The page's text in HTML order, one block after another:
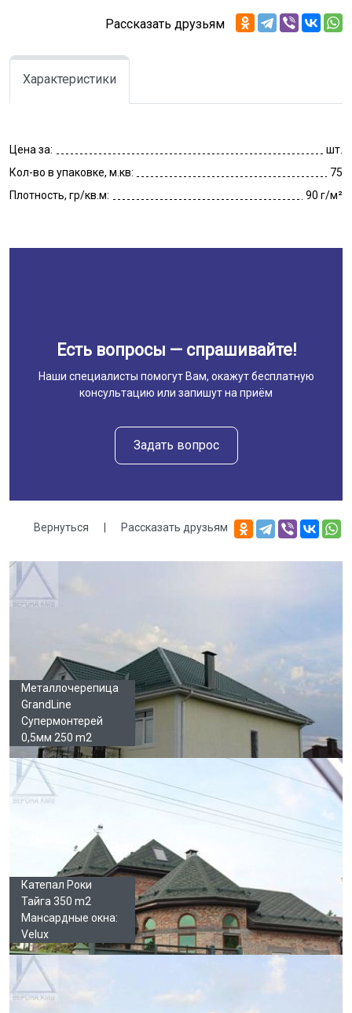
Рассказать друзьям
Характеристики
Цена за:
шт.
Кол-во в упаковке, м.кв:
75
Плотность, гр/кв.м:
90 г/м²
Есть вопросы — спрашивайте!
Наши специалисты помогут Вам, окажут бесплатную
консультацию или запишут на приём
Задать вопрос
Вернуться | Рассказать друзьям
Галерея
Металлочерепица
GrandLine
Супермонтерей
0,5мм 250 m2
Катепал Роки
Тайга 350 m2
Мансардные окна:
Velux